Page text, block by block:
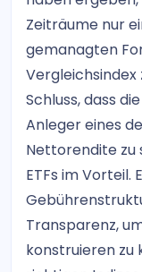
Zeiträume nur
gemanagten
Vergleichsindex
Schluss, dass
Anleger eines
Nettorendite zu
ETFs im Vorteil.
Transparenz,
konstruieren zu